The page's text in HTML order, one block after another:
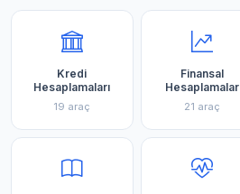
Kredi
Hesaplamaları
19 araç
Finansal
Hesaplamalar
21 araç